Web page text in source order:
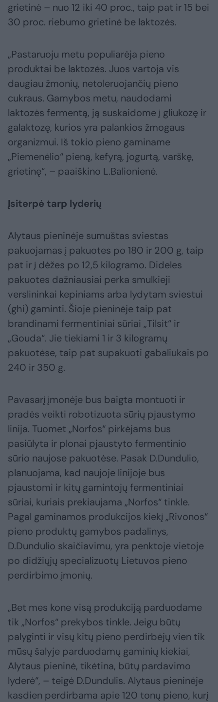
grietinė – nuo 12 iki 40 proc., taip pat ir 15 bei
30 proc. riebumo grietinė be laktozės.
„Pastaruoju metu populiarėja pieno
produktai be laktozės. Juos vartoja vis
daugiau žmonių, netoleruojančių pieno
cukraus. Gamybos metu, naudodami
laktozės fermentą, ją suskaidome į gliukozę ir
galaktozę, kurios yra palankios žmogaus
organizmui. Iš tokio pieno gaminame
„Piemenėlio“ pieną, kefyrą, jogurtą, varškę,
grietinę“, – paaiškino L.Balionienė.
Įsiterpė tarp lyderių
Alytaus pieninėje sumuštas sviestas
pakuojamas į pakuotes po 180 ir 200 g, taip
pat ir į dėžes po 12,5 kilogramo. Dideles
pakuotes dažniausiai perka smulkieji
verslininkai kepiniams arba lydytam sviestui
(ghi) gaminti. Šioje pieninėje taip pat
brandinami fermentiniai sūriai „Tilsit“ ir
„Gouda“. Jie tiekiami 1 ir 3 kilogramų
pakuotėse, taip pat supakuoti gabaliukais po
240 ir 350 g.
Pavasarį įmonėje bus baigta montuoti ir
pradės veikti robotizuota sūrių pjaustymo
linija. Tuomet „Norfos“ pirkėjams bus
pasiūlyta ir plonai pjaustyto fermentinio
sūrio naujose pakuotėse. Pasak D.Dundulio,
planuojama, kad naujoje linijoje bus
pjaustomi ir kitų gamintojų fermentiniai
sūriai, kuriais prekiaujama „Norfos“ tinkle.
Pagal gaminamos produkcijos kiekį „Rivonos“
pieno produktų gamybos padalinys,
D.Dundulio skaičiavimu, yra penktoje vietoje
po didžiųjų specializuotų Lietuvos pieno
perdirbimo įmonių.
„Bet mes kone visą produkciją parduodame
tik „Norfos“ prekybos tinkle. Jeigu būtų
palyginti ir visų kitų pieno perdirbėjų vien tik
mūsų šalyje parduodamų gaminių kiekiai,
Alytaus pieninė, tikėtina, būtų pardavimo
lyderė“, – teigė D.Dundulis. Alytaus pieninėje
kasdien perdirbama apie 120 tonų pieno, kurį